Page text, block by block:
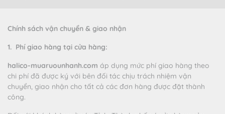
Chính sách vận chuyển & giao nhận
1. Phí giao hàng tại cửa hàng:
halico-muaruounhanh.com áp dụng mức phí giao hàng theo
chi phí đã được ký với bên đối tác chịu trách nhiệm vận
chuyển, giao nhận cho tất cả các đơn hàng được đặt thành
công.